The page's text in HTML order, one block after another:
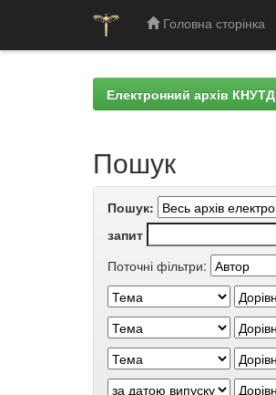
Головна сторінка
Електронний архів КНУТД
Пошук
Пошук:
запит
Поточні фільтри: